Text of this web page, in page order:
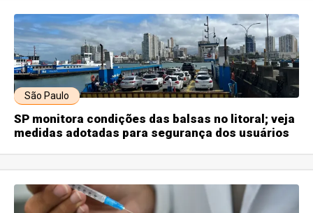
São Paulo
SP monitora condições das balsas no litoral; veja
medidas adotadas para segurança dos usuários